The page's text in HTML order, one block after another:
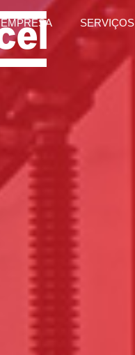
EMPRESA SERVIÇOS